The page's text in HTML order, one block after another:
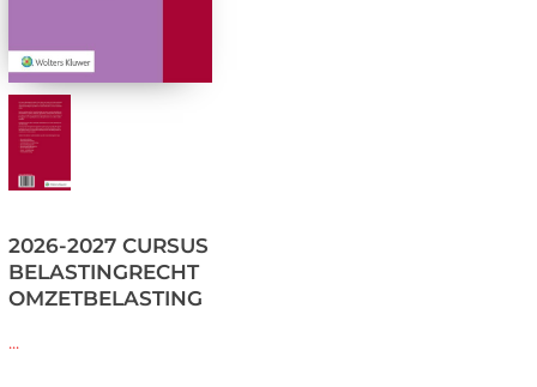
2026-2027 CURSUS
BELASTINGRECHT
OMZETBELASTING
...